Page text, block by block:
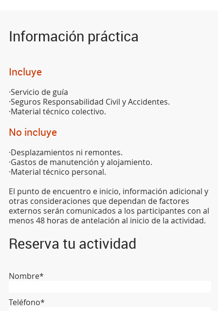
Información práctica
Incluye
·Servicio de guía
·Seguros Responsabilidad Civil y Accidentes.
·Material técnico colectivo.
No incluye
·Desplazamientos ni remontes.
·Gastos de manutención y alojamiento.
·Material técnico personal.
El punto de encuentro e inicio, información adicional y
otras consideraciones que dependan de factores
externos serán comunicados a los participantes con al
menos 48 horas de antelación al inicio de la actividad.
Reserva tu actividad
Nombre*
Teléfono*